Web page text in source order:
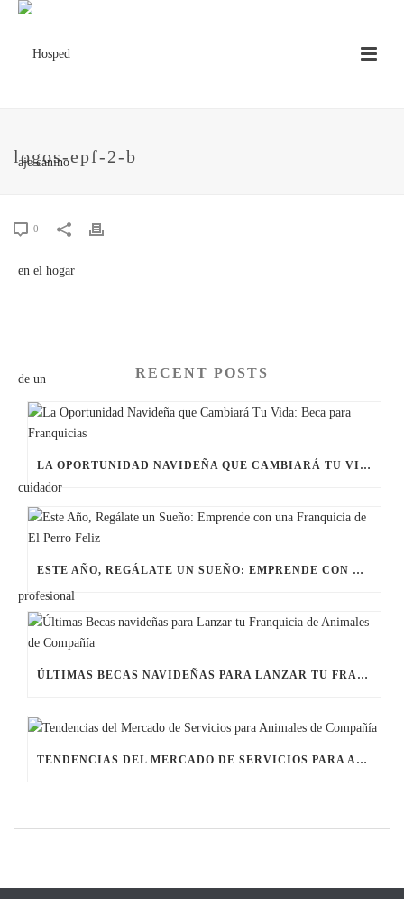
logos-epf-2-b
0
RECENT POSTS
LA OPORTUNIDAD NAVIDEÑA QUE CAMBIARÁ TU VIDA: BECA PARA FRANQUICIAS
ESTE AÑO, REGÁLATE UN SUEÑO: EMPRENDE CON UNA FRANQUICIA DE EL PERRO FELIZ
ÚLTIMAS BECAS NAVIDEÑAS PARA LANZAR TU FRANQUICIA DE ANIMALES DE COMPAÑÍA
TENDENCIAS DEL MERCADO DE SERVICIOS PARA ANIMALES DE COMPAÑÍA